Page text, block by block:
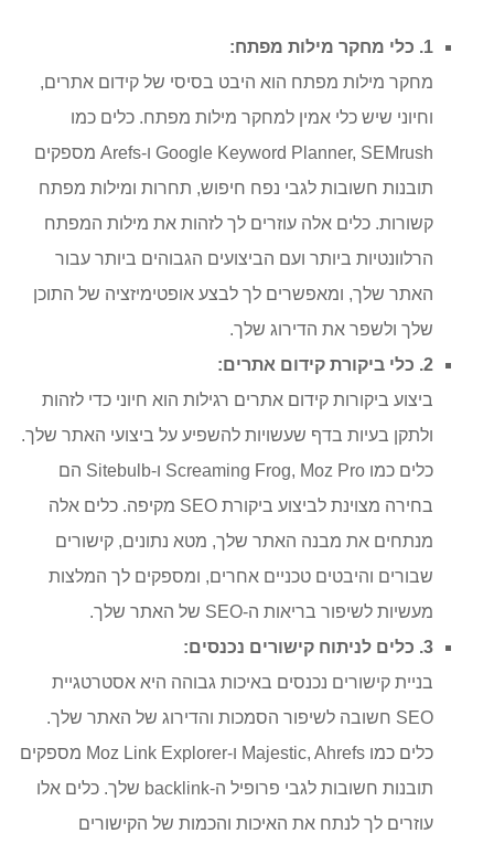
1. כלי מחקר מילות מפתח:
מחקר מילות מפתח הוא היבט בסיסי של קידום אתרים,
וחיוני שיש כלי אמין למחקר מילות מפתח. כלים כמו
Google Keyword Planner, SEMrush ו-Arefs מספקים
תובנות חשובות לגבי נפח חיפוש, תחרות ומילות מפתח
קשורות. כלים אלה עוזרים לך לזהות את מילות המפתח
הרלוונטיות ביותר ועם הביצועים הגבוהים ביותר עבור
האתר שלך, ומאפשרים לך לבצע אופטימיזציה של התוכן
שלך ולשפר את הדירוג שלך.
2. כלי ביקורת קידום אתרים:
ביצוע ביקורות קידום אתרים רגילות הוא חיוני כדי לזהות
ולתקן בעיות בדף שעשויות להשפיע על ביצועי האתר שלך.
כלים כמו Screaming Frog, Moz Pro ו-Sitebulb הם
בחירה מצוינת לביצוע ביקורת SEO מקיפה. כלים אלה
מנתחים את מבנה האתר שלך, מטא נתונים, קישורים
שבורים והיבטים טכניים אחרים, ומספקים לך המלצות
מעשיות לשיפור בריאות ה-SEO של האתר שלך.
3. כלים לניתוח קישורים נכנסים:
בניית קישורים נכנסים באיכות גבוהה היא אסטרטגיית
SEO חשובה לשיפור הסמכות והדירוג של האתר שלך.
כלים כמו Majestic, Ahrefs ו-Moz Link Explorer מספקים
תובנות חשובות לגבי פרופיל ה-backlink שלך. כלים אלו
עוזרים לך לנתח את האיכות והכמות של הקישורים